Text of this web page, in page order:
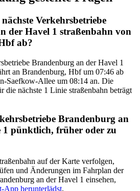
Verkehrsbetriebe
der Havel 1 straßenbahn von
ab?
Brandenburg an der Havel 1
an Brandenburg, Hbf um 07:46 ab
Saefkow-Allee um 08:14 an. Die
die nächste 1 Linie straßenbahn beträgt
Brandenburg an
pünktlich, früher oder zu
auf der Karte verfolgen,
und Änderungen im Fahrplan der
an der Havel 1 einsehen,
App herunterlädst.